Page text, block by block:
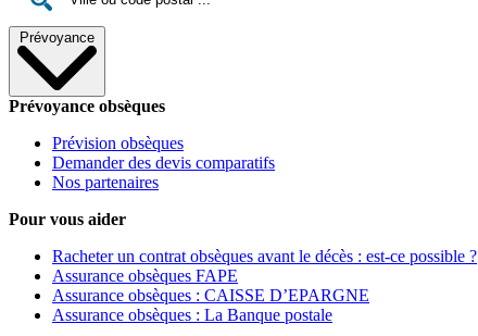
Prévoyance
Prévoyance obsèques
Prévision obsèques
Demander des devis comparatifs
Nos partenaires
Pour vous aider
Racheter un contrat obsèques avant le décès : est-ce possible ?
Assurance obsèques FAPE
Assurance obsèques : CAISSE D’EPARGNE
Assurance obsèques : La Banque postale